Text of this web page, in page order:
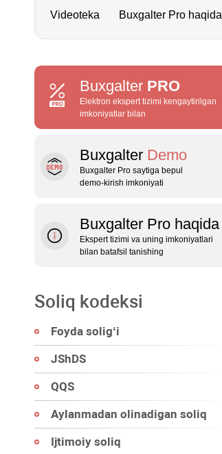
Videoteka Buxgalter Pro haqida
Buxgalter PRO
Elektron ekspert tizimi kengaytirilgan
imkoniyatlar bilan
Buxgalter Demo
Buxgalter Pro saytiga bepul
demo‑kirish imkoniyati
Buxgalter Pro haqida
Ekspert tizimi va uning imkoniyatlari
bilan batafsil tanishing
Soliq kodeksi
Foyda soligʻi
JShDS
QQS
Aylanmadan olinadigan soliq
Ijtimoiy soliq